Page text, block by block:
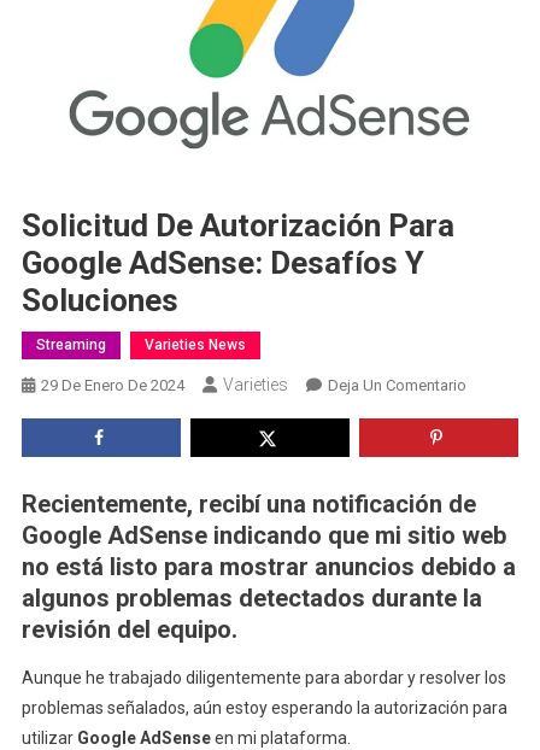
Solicitud De Autorización Para
Google AdSense: Desafíos Y
Soluciones
Streaming Varieties News
29 De Enero De 2024 Varieties Deja Un ComentarioEn
Google
AdSense:
Desafíos
Y
Recientemente, recibí una notificación de
Google AdSense indicando que mi sitio web
no está listo para mostrar anuncios debido a
algunos problemas detectados durante la
revisión del equipo.
Aunque he trabajado diligentemente para abordar y resolver los
problemas señalados, aún estoy esperando la autorización para
utilizar Google AdSenseen mi plataforma.